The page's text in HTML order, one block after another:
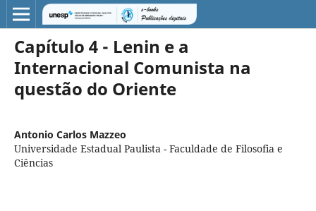
Capítulo 4 - Lenin e a
Internacional Comunista na
questão do Oriente
Antonio Carlos Mazzeo
Universidade Estadual Paulista - Faculdade de Filosofia e
Ciências